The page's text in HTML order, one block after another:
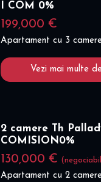
I COM 0%
199,000 €
Apartament cu 3
Vezi mai multe
2 camere Th
COMISION0%
130,000 €
Apartament cu 2